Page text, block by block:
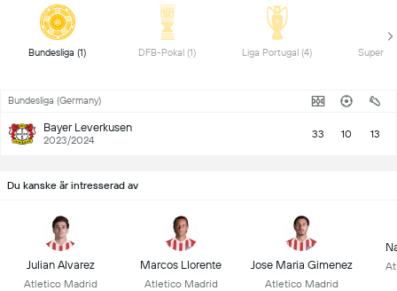
Bundesliga (Germany)
Bayer Leverkusen
2023/2024 33 10 13
Du kanske är intresserad av
Julian Alvarez
Atletico Madrid
Marcos Llorente
Atletico Madrid
Jose Maria Gimenez
Atletico Madrid